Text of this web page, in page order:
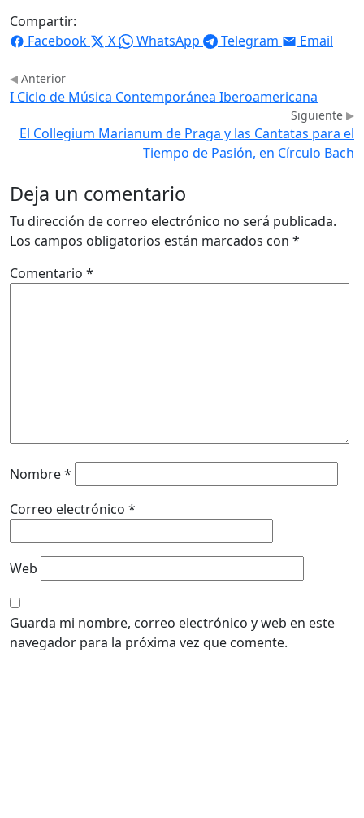
Compartir:
Facebook
X WhatsApp Telegram Email
Anterior
I Ciclo de Música Contemporánea Iberoamericana
Siguiente
El Collegium Marianum de Praga y las Cantatas para el
Tiempo de Pasión, en Círculo Bach
Deja un comentario
Tu dirección de correo electrónico no será publicada.
Los campos obligatorios están marcados con *
Comentario *
Nombre*
Correo electrónico *
Web
Guarda mi nombre, correo electrónico y web en este
navegador para la próxima vez que comente.